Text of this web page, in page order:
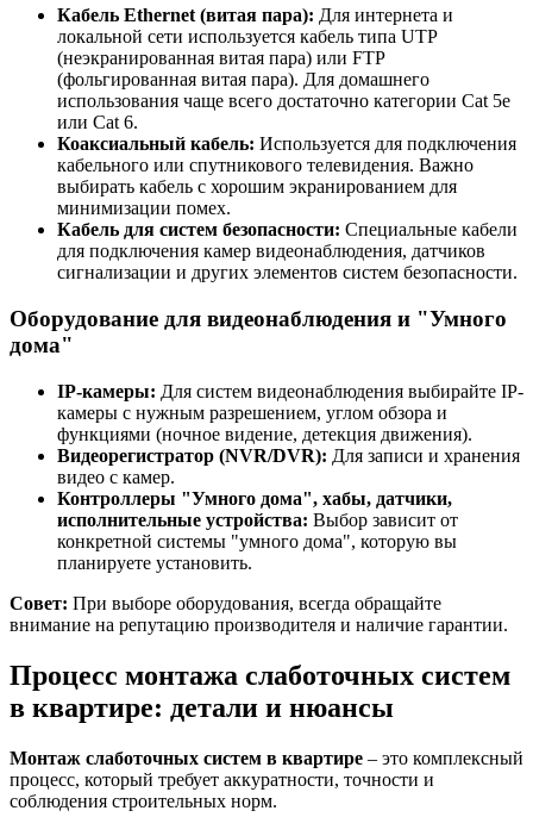
Кабель Ethernet (витая пара): Для интернета и
локальной сети используется кабель типа UTP
(неэкранированная витая пара) или FTP
(фольгированная витая пара). Для домашнего
использования чаще всего достаточно категории Cat 5e
или Cat 6.
Коаксиальный кабель: Используется для подключения
кабельного или спутникового телевидения. Важно
выбирать кабель с хорошим экранированием для
минимизации помех.
Кабель для систем безопасности: Специальные кабели
для подключения камер видеонаблюдения, датчиков
сигнализации и других элементов систем безопасности.
Оборудование для видеонаблюдения и "Умного
дома"
IP-камеры: Для систем видеонаблюдения выбирайте IP-
камеры с нужным разрешением, углом обзора и
функциями (ночное видение, детекция движения).
Видеорегистратор (NVR/DVR): Для записи и хранения
видео с камер.
Контроллеры "Умного дома", хабы, датчики,
исполнительные устройства: Выбор зависит от
конкретной системы "умного дома", которую вы
планируете установить.
Совет: При выборе оборудования, всегда обращайте
внимание на репутацию производителя и наличие гарантии.
Процесс монтажа слаботочных систем
в квартире: детали и нюансы
Монтаж слаботочных систем в квартире – это комплексный
процесс, который требует аккуратности, точности и
соблюдения строительных норм.